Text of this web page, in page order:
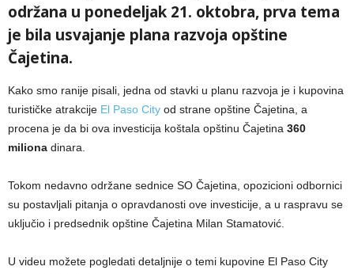
održana u ponedeljak 21. oktobra, prva tema
je bila usvajanje plana razvoja opštine
Čajetina.
Kako smo ranije pisali, jedna od stavki u planu razvoja je i kupovina
turističke atrakcije El Paso City od strane opštine Čajetina, a
procena je da bi ova investicija koštala opštinu Čajetina 360
miliona dinara.
Tokom nedavno održane sednice SO Čajetina, opozicioni odbornici
su postavljali pitanja o opravdanosti ove investicije, a u raspravu se
uključio i predsednik opštine Čajetina Milan Stamatović.
U videu možete pogledati detaljnije o temi kupovine El Paso City